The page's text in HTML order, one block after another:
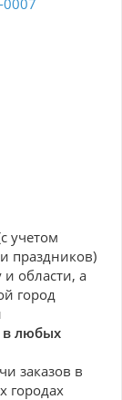
0007
учетом
праздников)
и области, а
город
в любых
заказов в
городах